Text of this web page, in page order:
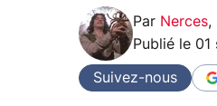
Par Nerces,
Publié le 01
Suivez-nous